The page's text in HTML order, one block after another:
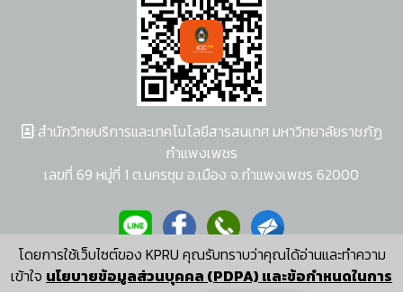
โดยการใช้เว็บไซต์ของ KPRU คุณรับทราบว่าคุณได้อ่านและทำความ
เข้าใจ นโยบายข้อมูลส่วนบุคคล (PDPA) และข้อกำหนดในการ
สำนักวิทยบริการและเทคโนโลยีสารสนเทศ มหาวิทยาลัยราชภัฏ
กำแพงเพชร
เลขที่ 69 หมู่ที่ 1 ต.นครชุม อ.เมือง จ.กำแพงเพชร 62000
ผู้พัฒนาระบบ อนุชา พวงผกา